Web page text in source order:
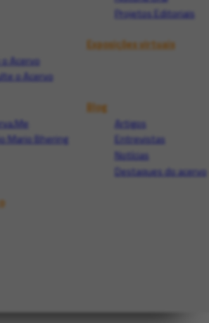
Projetos Editoriais
Acervo
o Acervo
Exposições virtuais
Mario Bhering
Blog
Artigos
Entrevistas
Notícias
Destaques do acervo